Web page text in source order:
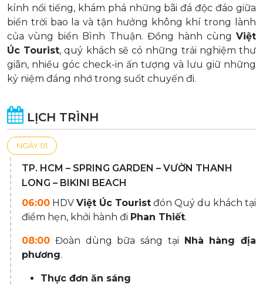
kính nổi tiếng, khám phá những bãi đá độc đáo giữa
biển trời bao la và tận hưởng không khí trong lành
của vùng biển Bình Thuận. Đồng hành cùng Việt
Úc Tourist, quý khách sẽ có những trải nghiệm thư
giãn, nhiều góc check-in ấn tượng và lưu giữ những
kỷ niệm đáng nhớ trong suốt chuyến đi.
LỊCH TRÌNH
NGÀY 01
TP. HCM – SPRING GARDEN – VƯỜN THANH
LONG – BIKINI BEACH
06:00 HDV Việt Úc Tourist đón Quý du khách tại
điểm hẹn, khởi hành đi Phan Thiết.
08:00 Đoàn dùng bữa sáng tại Nhà hàng địa
phương.
Thực đơn ăn sáng